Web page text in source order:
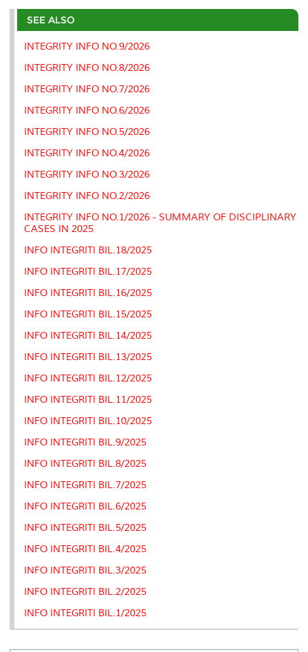
e
b
o
o
k
t
r
e
I
n
l
L
n
P
e
t
SEE ALSO
INTEGRITY INFO NO.9/2026
INTEGRITY INFO NO.8/2026
INTEGRITY INFO NO.7/2026
INTEGRITY INFO NO.6/2026
INTEGRITY INFO NO.5/2026
INTEGRITY INFO NO.4/2026
INTEGRITY INFO NO.3/2026
INTEGRITY INFO NO.2/2026
INTEGRITY INFO NO.1/2026 - SUMMARY OF DISCIPLINARY
CASES IN 2025
INFO INTEGRITI BIL.18/2025
INFO INTEGRITI BIL.17/2025
INFO INTEGRITI BIL.16/2025
INFO INTEGRITI BIL.15/2025
INFO INTEGRITI BIL.14/2025
INFO INTEGRITI BIL.13/2025
INFO INTEGRITI BIL.12/2025
INFO INTEGRITI BIL.11/2025
INFO INTEGRITI BIL.10/2025
INFO INTEGRITI BIL.9/2025
INFO INTEGRITI BIL.8/2025
INFO INTEGRITI BIL.7/2025
INFO INTEGRITI BIL.6/2025
INFO INTEGRITI BIL.5/2025
INFO INTEGRITI BIL.4/2025
INFO INTEGRITI BIL.3/2025
INFO INTEGRITI BIL.2/2025
INFO INTEGRITI BIL.1/2025